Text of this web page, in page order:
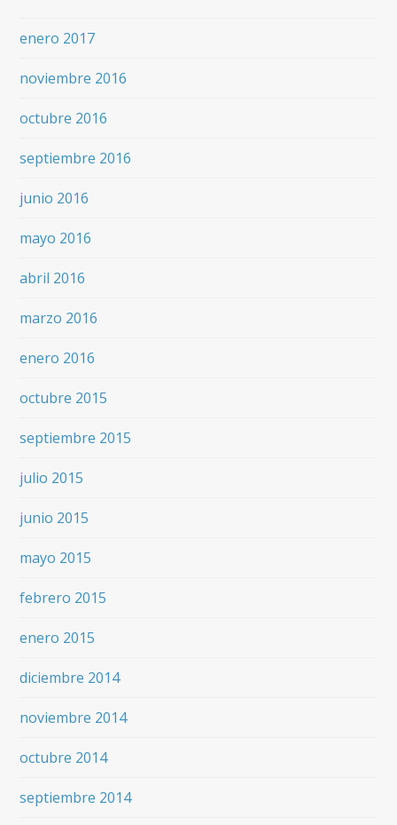
enero 2017
noviembre 2016
octubre 2016
septiembre 2016
junio 2016
mayo 2016
abril 2016
marzo 2016
enero 2016
octubre 2015
septiembre 2015
julio 2015
junio 2015
mayo 2015
febrero 2015
enero 2015
diciembre 2014
noviembre 2014
octubre 2014
septiembre 2014